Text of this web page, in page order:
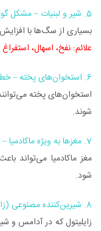
5. شیر و لبنیات – مشکل گوارشی
بسیاری از سگ‌ها با
علائم: نفخ، اسهال، استفراغ
6. استخوان‌های پخته – خطر خفگی و پارگی روده
استخوان‌های پخته
شوند.
7. مغزها به ویژه ماکادمیا – سم عصبی
مغز ماکادمیا می‌تواند
شود.
8. شیرین‌کننده مصنوعی (زایلیتول) – افت قند خون
زایلیتول که در آدامس و